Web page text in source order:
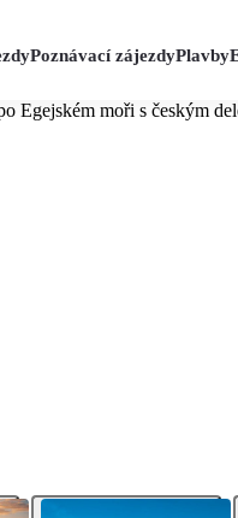
Poznávací zájezdyPlavby
Egejském moři s českým